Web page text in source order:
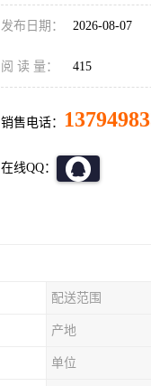
发布日期： 2026-08-07
阅 读 量： 415
销售电话：
在线QQ：
配送范围
产地
单位